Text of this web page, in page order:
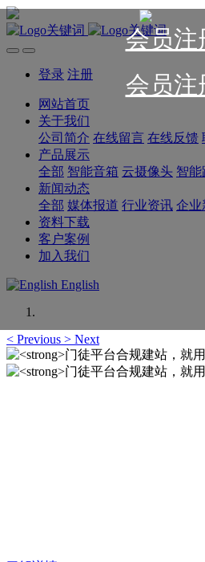
会员注
会员注
登录 注册
网站首页
关于我们
公司简介 在线留言 在线反馈
产品展示
全部 智能音箱 云摄像头 智能
新闻动态
全部 媒体报道 行业资讯 企业
资料下载
客户案例
加入我们
English
< Previous > Next